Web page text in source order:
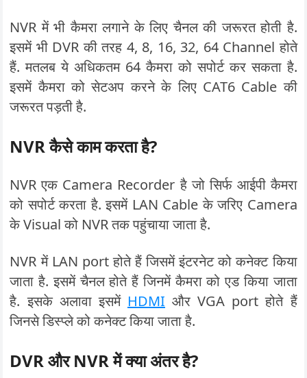
NVR में भी कैमरा लगाने के लिए चैनल की जरूरत होती है.
इसमें भी DVR की तरह 4, 8, 16, 32, 64 Channel होते
हैं. मतलब ये अधिकतम 64 कैमरा को सपोर्ट कर सकता है.
इसमें कैमरा को सेटअप करने के लिए CAT6 Cable की
जरूरत पड़ती है.
NVR कैसे काम करता है?
NVR एक Camera Recorder है जो सिर्फ आईपी कैमरा
को सपोर्ट करता है. इसमें LAN Cable के जरिए Camera
के Visual को NVR तक पहुंचाया जाता है.
NVR में LAN port होते हैं जिसमें इंटरनेट को कनेक्ट किया
जाता है. इसमें चैनल होते हैं जिनमें कैमरा को एड किया जाता
है. इसके अलावा इसमें HDMI और VGA port होते हैं
जिनसे डिस्प्ले को कनेक्ट किया जाता है.
DVR और NVR में क्या अंतर है?